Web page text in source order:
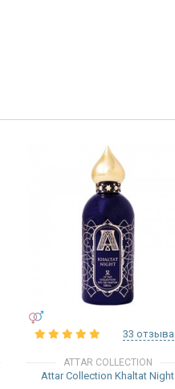
33 отзыва
ATTAR COLLECTION
Attar Collection Khaltat Night